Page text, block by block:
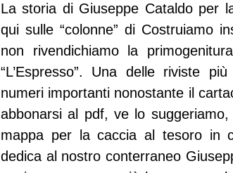
La storia di Giuseppe Cataldo per
qui sulle “colonne” di Costruiamo
non rivendichiamo la
“L’Espresso”. Una delle riviste
numeri importanti nonostante il
abbonarsi al pdf, ve lo
mappa per la caccia al tesoro in
dedica al nostro conterraneo